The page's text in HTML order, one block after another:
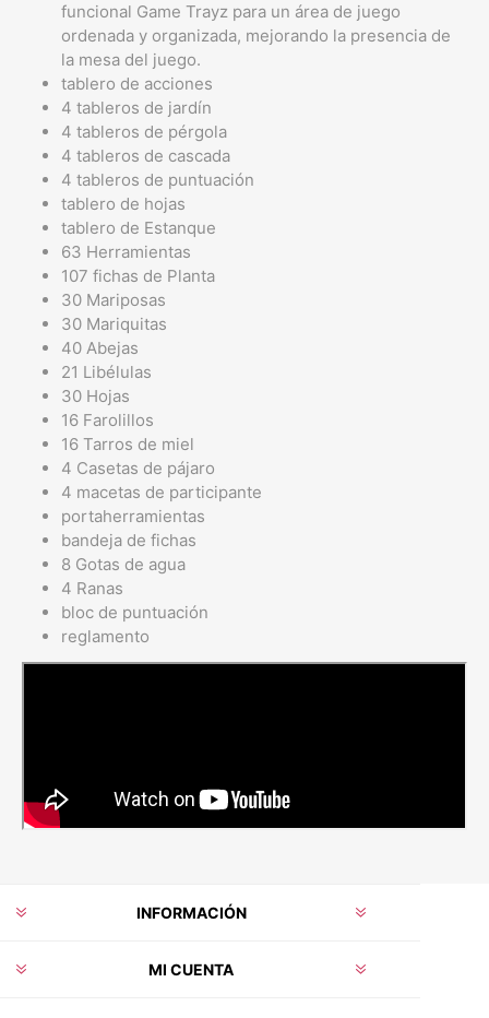
funcional Game Trayz para un área de juego
ordenada y organizada, mejorando la presencia de
la mesa del juego.
tablero de acciones
4 tableros de jardín
4 tableros de pérgola
4 tableros de cascada
4 tableros de puntuación
tablero de hojas
tablero de Estanque
63 Herramientas
107 fichas de Planta
30 Mariposas
30 Mariquitas
40 Abejas
21 Libélulas
30 Hojas
16 Farolillos
16 Tarros de miel
4 Casetas de pájaro
4 macetas de participante
portaherramientas
bandeja de fichas
8 Gotas de agua
4 Ranas
bloc de puntuación
reglamento
INFORMACIÓN
MI CUENTA